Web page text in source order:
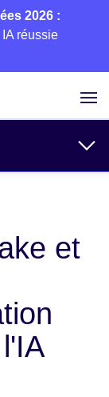
2026 :
réussie
et